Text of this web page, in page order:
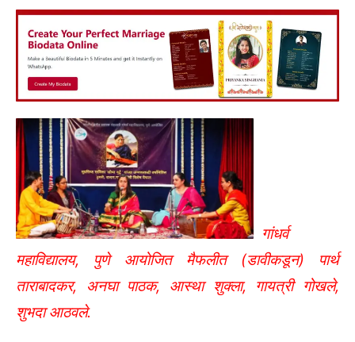
गांधर्व
महाविद्यालय, पुणे आयोजित मैफलीत (डावीकडून) पार्थ
ताराबादकर, अनघा पाठक, आस्था शुक्ला, गायत्री गोखले,
शुभदा आठवले.